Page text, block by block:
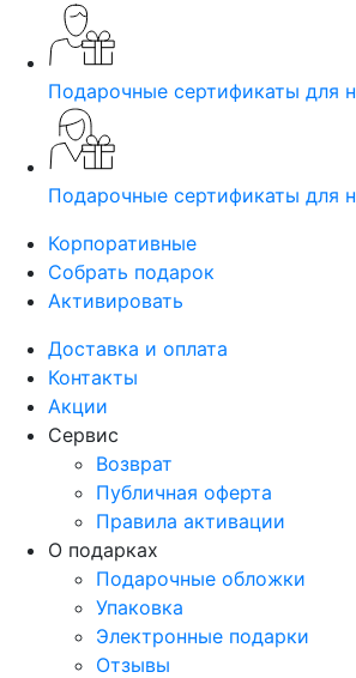
Подарочные сертификаты для
Подарочные сертификаты для
Корпоративные
Собрать подарок
Активировать
Доставка и оплата
Контакты
Акции
Сервис
Возврат
Публичная оферта
Правила активации
О подарках
Подарочные обложки
Упаковка
Электронные подарки
Отзывы